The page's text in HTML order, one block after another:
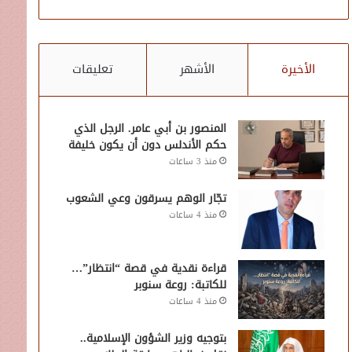
الأخيرة الأشهر تعليقات
المنصور بن أبي عامر. الرجل الذي
حكم الأندلس دون أن يكون خليفة
منذ 3 ساعات
تجّار الوهم يسرقون وعي الشعوب
منذ 4 ساعات
قراءة نقدية في قصة “انتظار”…
للكاتبة: روعة سنوبر
منذ 4 ساعات
بتوجيه وزير الشؤون الإسلامية..